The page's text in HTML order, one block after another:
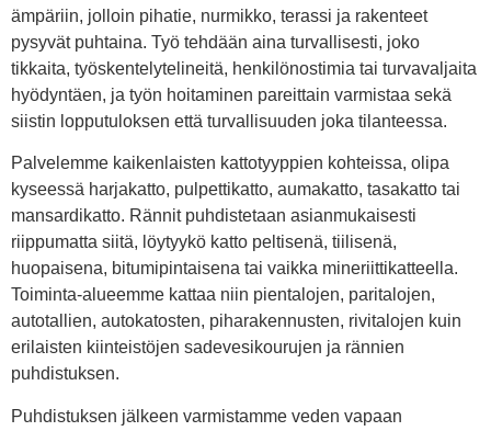
ämpäriin, jolloin pihatie, nurmikko, terassi ja rakenteet
pysyvät puhtaina. Työ tehdään aina turvallisesti, joko
tikkaita, työskentelytelineitä, henkilönostimia tai turvavaljaita
hyödyntäen, ja työn hoitaminen pareittain varmistaa sekä
siistin lopputuloksen että turvallisuuden joka tilanteessa.
Palvelemme kaikenlaisten kattotyyppien kohteissa, olipa
kyseessä harjakatto, pulpettikatto, aumakatto, tasakatto tai
mansardikatto. Rännit puhdistetaan asianmukaisesti
riippumatta siitä, löytyykö katto peltisenä, tiilisenä,
huopaisena, bitumipintaisena tai vaikka mineriittikatteella.
Toiminta-alueemme kattaa niin pientalojen, paritalojen,
autotallien, autokatosten, piharakennusten, rivitalojen kuin
erilaisten kiinteistöjen sadevesikourujen ja rännien
puhdistuksen.
Puhdistuksen jälkeen varmistamme veden vapaan